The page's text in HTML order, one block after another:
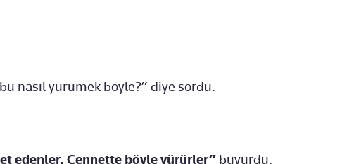
nasıl yürümek böyle?” diye sordu.
edenler, Cennette böyle yürürler” buyurdu.